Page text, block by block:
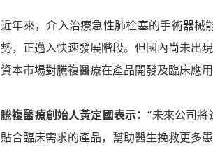
近年來，介入治療急性肺栓塞的手術器械
勢，正邁入快速發展階段。但國內尚未出
資本市場對騰複醫療在產品開發及臨床應
騰複醫療創始人黃定國表示：“未來公司
貼合臨床需求的產品，幫助醫生挽救更多